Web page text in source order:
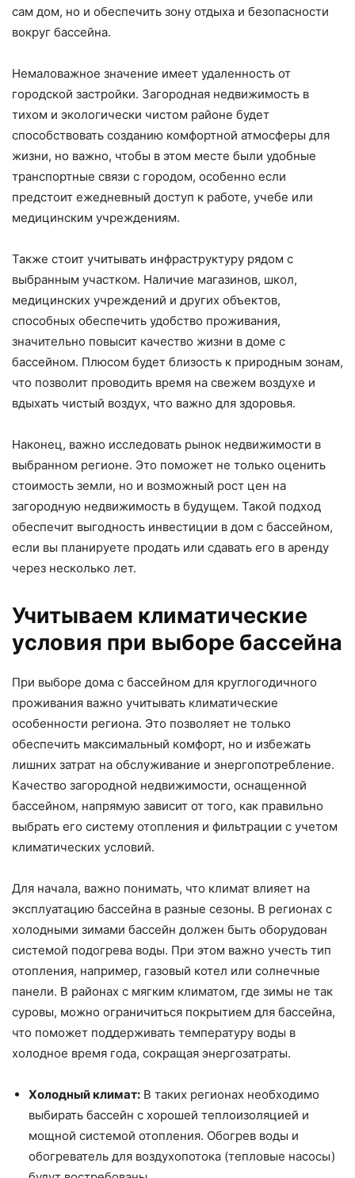
сам дом, но и обеспечить зону отдыха и безопасности
вокруг бассейна.
Немаловажное значение имеет удаленность от
городской застройки. Загородная недвижимость в
тихом и экологически чистом районе будет
способствовать созданию комфортной атмосферы для
жизни, но важно, чтобы в этом месте были удобные
транспортные связи с городом, особенно если
предстоит ежедневный доступ к работе, учебе или
медицинским учреждениям.
Также стоит учитывать инфраструктуру рядом с
выбранным участком. Наличие магазинов, школ,
медицинских учреждений и других объектов,
способных обеспечить удобство проживания,
значительно повысит качество жизни в доме с
бассейном. Плюсом будет близость к природным зонам,
что позволит проводить время на свежем воздухе и
вдыхать чистый воздух, что важно для здоровья.
Наконец, важно исследовать рынок недвижимости в
выбранном регионе. Это поможет не только оценить
стоимость земли, но и возможный рост цен на
загородную недвижимость в будущем. Такой подход
обеспечит выгодность инвестиции в дом с бассейном,
если вы планируете продать или сдавать его в аренду
через несколько лет.
Учитываем климатические
условия при выборе бассейна
При выборе дома с бассейном для круглогодичного
проживания важно учитывать климатические
особенности региона. Это позволяет не только
обеспечить максимальный комфорт, но и избежать
лишних затрат на обслуживание и энергопотребление.
Качество загородной недвижимости, оснащенной
бассейном, напрямую зависит от того, как правильно
выбрать его систему отопления и фильтрации с учетом
климатических условий.
Для начала, важно понимать, что климат влияет на
эксплуатацию бассейна в разные сезоны. В регионах с
холодными зимами бассейн должен быть оборудован
системой подогрева воды. При этом важно учесть тип
отопления, например, газовый котел или солнечные
панели. В районах с мягким климатом, где зимы не так
суровы, можно ограничиться покрытием для бассейна,
что поможет поддерживать температуру воды в
холодное время года, сокращая энергозатраты.
Холодный климат: В таких регионах необходимо
выбирать бассейн с хорошей теплоизоляцией и
мощной системой отопления. Обогрев воды и
обогреватель для воздухопотока (тепловые насосы)